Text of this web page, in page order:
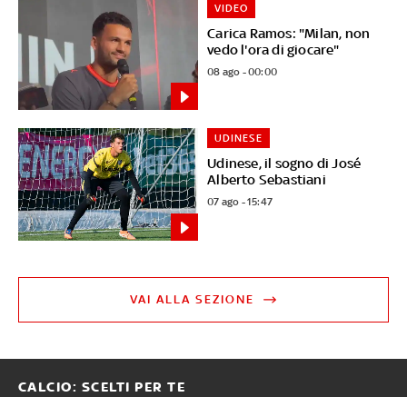
Carica Ramos: "Milan, non
vedo l'ora di giocare"
VIDEO
08 ago - 00:00
Udinese, il sogno di José
Alberto Sebastiani
UDINESE
07 ago - 15:47
VAI ALLA SEZIONE
CALCIO: SCELTI PER TE